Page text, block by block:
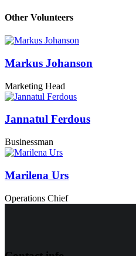
Other Volunteers
Markus Johanson
Marketing Head
Jannatul Ferdous
Businessman
Marilena Urs
Operations Chief